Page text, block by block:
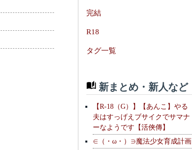
完結
R18
タグ一覧
新まとめ・新人など
【R-18（G）】【あんこ】やる
夫はすっげえブサイクでサマナ
ーなようです【活俠傳】
∈（・ω・）∋魔法少女育成計画